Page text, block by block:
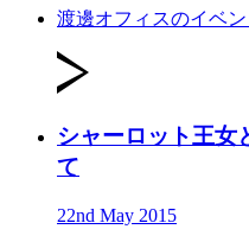
渡邊オフィスのイベ
シャーロット王女
て
22nd May 2015